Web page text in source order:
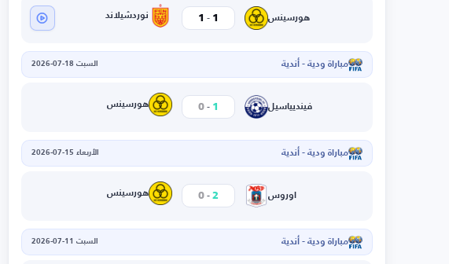
هورسينس 1
-
1 نوردشيلاند
مباراة ودية - أندية السبت 18-07-2026
فينديياسيل 1
-
0 هورسينس
مباراة ودية - أندية الأربعاء 15-07-2026
اوروس 2
-
0 هورسينس
مباراة ودية - أندية السبت 11-07-2026